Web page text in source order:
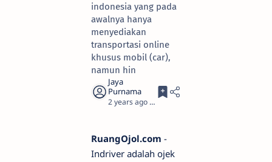
indonesia yang pada
awalnya hanya
menyediakan
transportasi online
khusus mobil (car),
namun hin
2 years ago 3
RuangOjol.com -
Indriver adalah ojek